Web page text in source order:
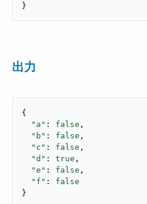
}
出力
{
"a" : false ,
"b" : false ,
"c" : false ,
"d" : true ,
"e" : false ,
"f" : false
}